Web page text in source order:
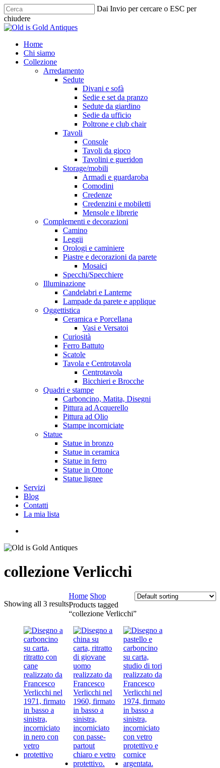
Skip
to
main
Dai Invio per cercare o ESC per
chiudere
Chiudi
cerca
Menu
Home
Chi siamo
Collezione
Arredamento
Sedute
Divani e sofà
Sedie e set da pranzo
Sedute da giardino
Sedie da ufficio
Poltrone e club chair
Tavoli
Console
Tavoli da gioco
Tavolini e gueridon
Storage/mobili
Armadi e guardaroba
Comodini
Credenze
Credenzini e mobiletti
Mensole e librerie
Complementi e decorazioni
Camino
Leggii
Orologi e caminiere
Piastre e decorazioni da parete
Mosaici
Specchi/Specchiere
Illuminazione
Candelabri e Lanterne
Lampade da parete e applique
Oggettistica
Ceramica e Porcellana
Vasi e Versatoi
Curiosità
Ferro Battuto
Scatole
Tavola e Centrotavola
Centrotavola
Bicchieri e Brocche
Quadri e stampe
Carboncino, Matita, Disegni
Pittura ad Acquerello
Pittura ad Olio
Stampe incorniciate
Statue
Statue in bronzo
Statue in ceramica
Statue in ferro
Statue in Ottone
Statue lignee
Servizi
Blog
Contatti
La mia lista
collezione Verlicchi
Showing all 3 results
Home Shop
Products tagged
“collezione Verlicchi”